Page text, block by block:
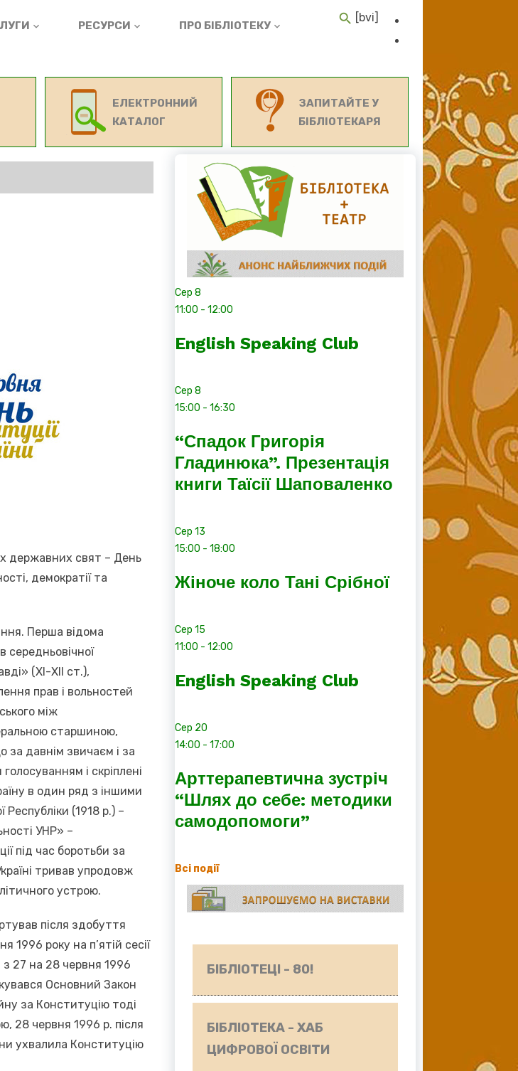
РЕСУРСИ ПРО БІБЛІОТЕКУ
[bvi]
ЕЛЕКТРОННИЙ
КАТАЛОГ
ЗАПИТАЙТЕ У
БІБЛІОТЕКАРЯ
державних свят – День
демократії та
Перша відома
середньовічної
(ХІ-ХІІ ст.),
прав і вольностей
між
старшиною,
за давнім звичаєм і за
і скріплені
в один ряд з іншими
Республіки (1918 р.) –
УНР» –
під час боротьби за
тривав упродовж
устрою.
після здобуття
1996 року на п’ятій сесії
з 27 на 28 червня 1996
Основний Закон
за Конституцію тоді
28 червня 1996 р. після
ухвалила Конституцію
Сер8
11:00 -12:00
English Speaking Club
Сер8
15:00 -16:30
“Спадок Григорія
Гладинюка”. Презентація
книги Таїсії Шаповаленко
Сер13
15:00 -18:00
Жіноче коло Тані Срібної
Сер15
11:00 -12:00
English Speaking Club
Сер 20
14:00 -17:00
Арттерапевтична зустріч
“Шлях до себе: методики
самодопомоги”
Всі події
БІБЛІОТЕЦІ - 80!
БІБЛІОТЕКА - ХАБ
ЦИФРОВОЇ ОСВІТИ